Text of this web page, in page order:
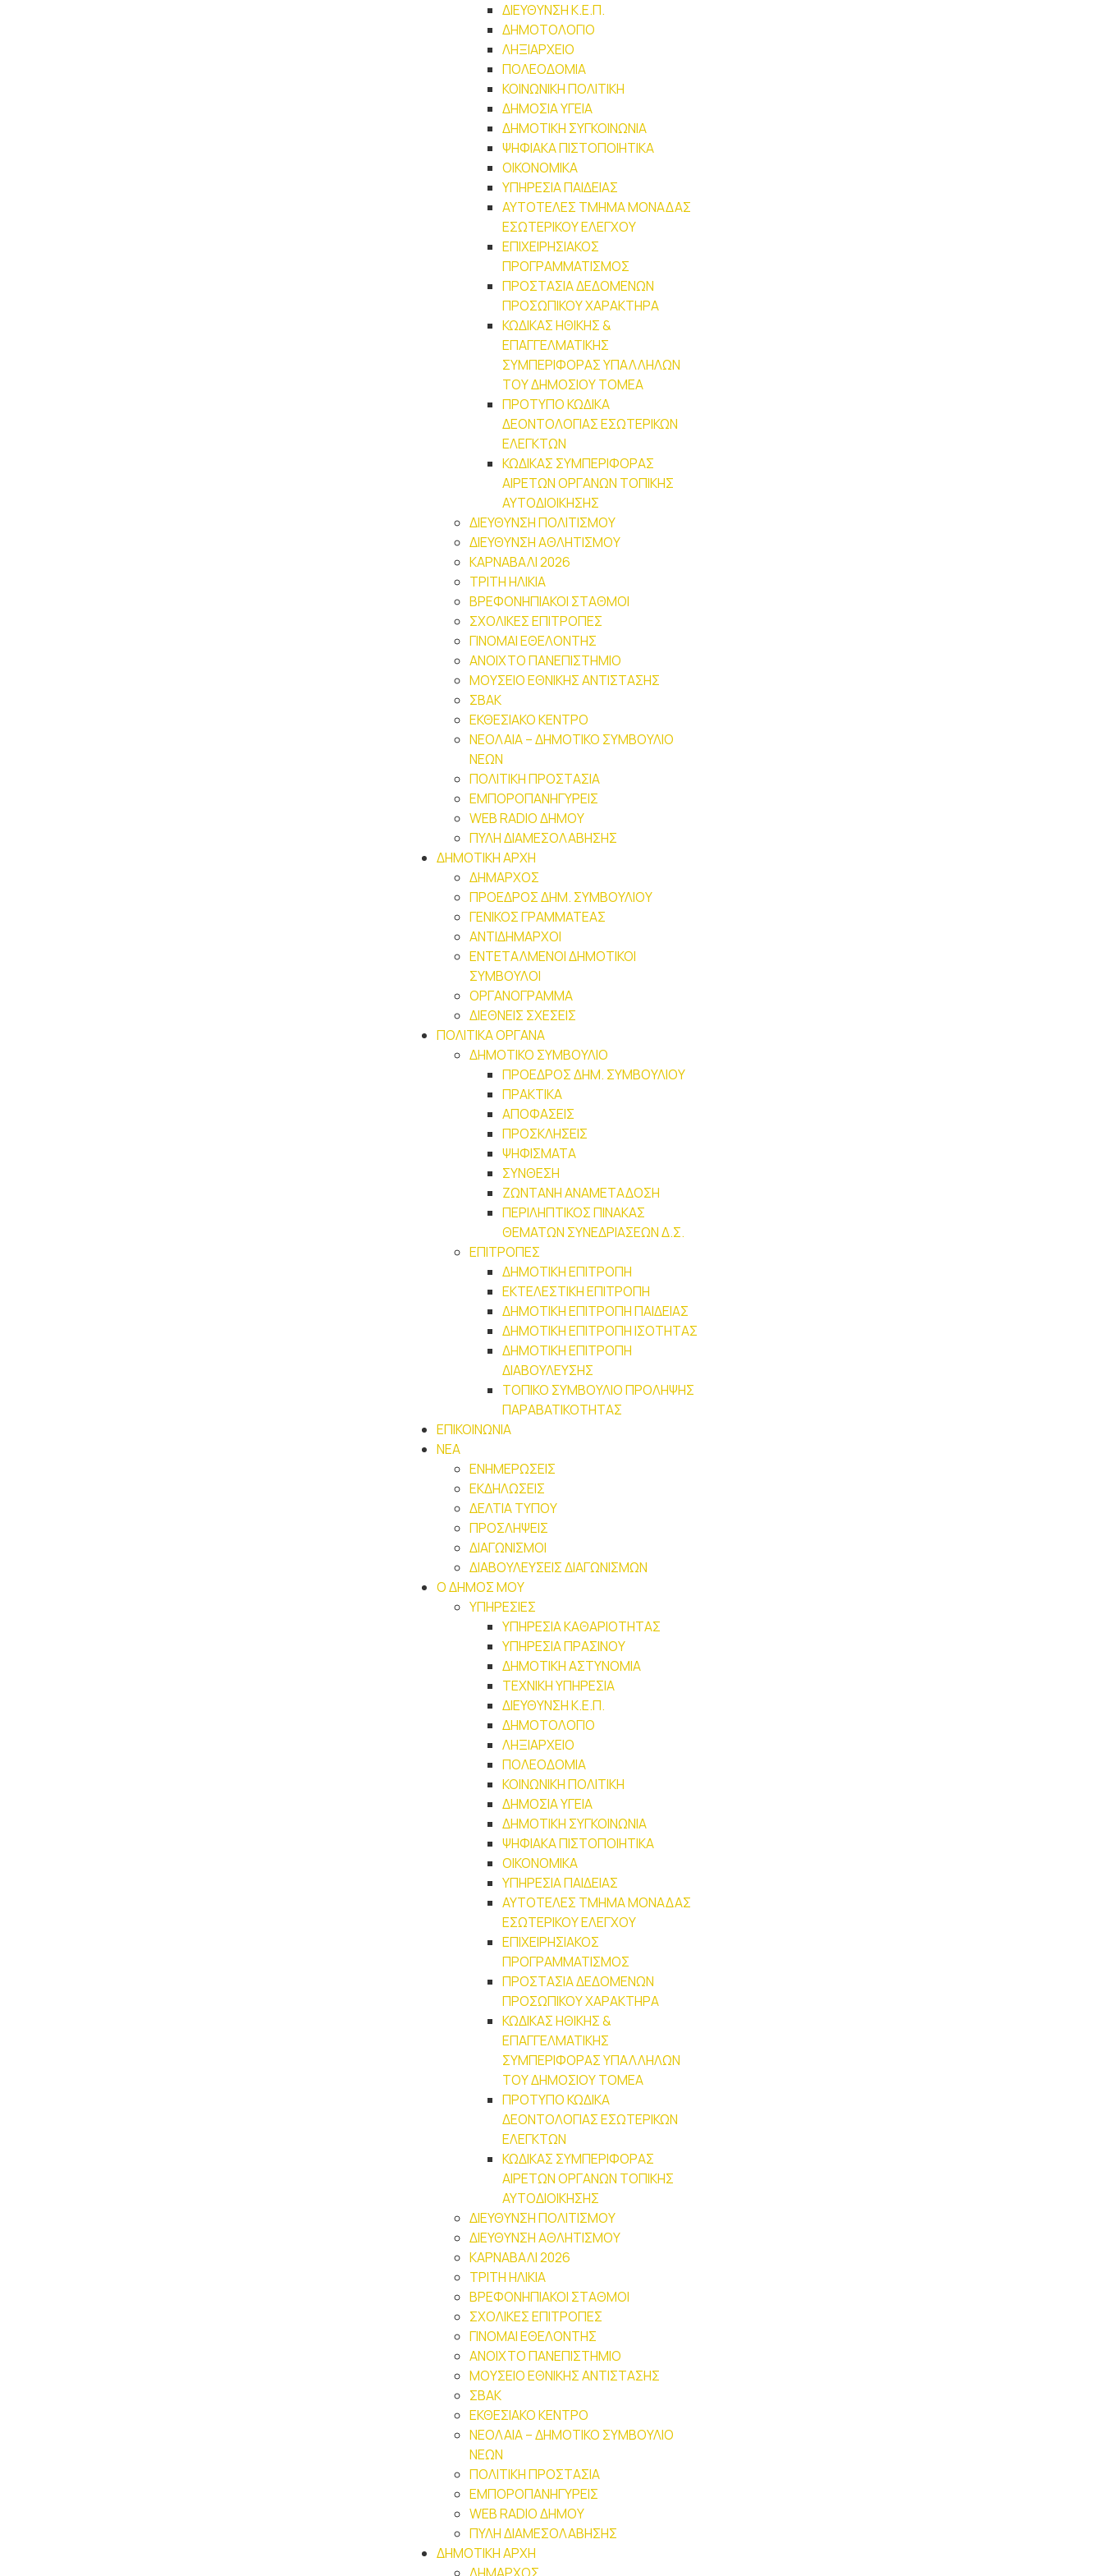
ΔΙΕΥΘΥΝΣΗ Κ.Ε.Π.
ΔΗΜΟΤΟΛΟΓΙΟ
ΛΗΞΙΑΡΧΕΙΟ
ΠΟΛΕΟΔΟΜΙΑ
ΚΟΙΝΩΝΙΚΗ ΠΟΛΙΤΙΚΗ
ΔΗΜΟΣΙΑ ΥΓΕΙΑ
ΔΗΜΟΤΙΚΗ ΣΥΓΚΟΙΝΩΝΙΑ
ΨΗΦΙΑΚΑ ΠΙΣΤΟΠΟΙΗΤΙΚΑ
ΟΙΚΟΝΟΜΙΚΑ
ΥΠΗΡΕΣΙΑ ΠΑΙΔΕΙΑΣ
ΑΥΤΟΤΕΛΕΣ ΤΜΗΜΑ ΜΟΝΑΔΑΣ
ΕΣΩΤΕΡΙΚΟΥ ΕΛΕΓΧΟΥ
ΕΠΙΧΕΙΡΗΣΙΑΚΟΣ
ΠΡΟΓΡΑΜΜΑΤΙΣΜΟΣ
ΠΡΟΣΤΑΣΙΑ ΔΕΔΟΜΕΝΩΝ
ΠΡΟΣΩΠΙΚΟΥ ΧΑΡΑΚΤΗΡΑ
ΚΩΔΙΚΑΣ ΗΘΙΚΗΣ &
ΕΠΑΓΓΕΛΜΑΤΙΚΗΣ
ΣΥΜΠΕΡΙΦΟΡΑΣ ΥΠΑΛΛΗΛΩΝ
ΤΟΥ ΔΗΜΟΣΙΟΥ ΤΟΜΕΑ
ΠΡΟΤΥΠΟ ΚΩΔΙΚΑ
ΔΕΟΝΤΟΛΟΓΙΑΣ ΕΣΩΤΕΡΙΚΩΝ
ΕΛΕΓΚΤΩΝ
ΚΩΔΙΚΑΣ ΣΥΜΠΕΡΙΦΟΡΑΣ
ΑΙΡΕΤΩΝ ΟΡΓΑΝΩΝ ΤΟΠΙΚΗΣ
ΑΥΤΟΔΙΟΙΚΗΣΗΣ
ΔΙΕΥΘΥΝΣΗ ΠΟΛΙΤΙΣΜΟΥ
ΔΙΕΥΘΥΝΣΗ ΑΘΛΗΤΙΣΜΟΥ
ΚΑΡΝΑΒΑΛΙ 2026
ΤΡΙΤΗ ΗΛΙΚΙΑ
ΒΡΕΦΟΝΗΠΙΑΚΟΙ ΣΤΑΘΜΟΙ
ΣΧΟΛΙΚΕΣ ΕΠΙΤΡΟΠΕΣ
ΓΙΝΟΜΑΙ ΕΘΕΛΟΝΤΗΣ
ΑΝΟΙΧΤΟ ΠΑΝΕΠΙΣΤΗΜΙΟ
ΜΟΥΣΕΙΟ ΕΘΝΙΚΗΣ ΑΝΤΙΣΤΑΣΗΣ
ΣΒΑΚ
ΕΚΘΕΣΙΑΚΟ ΚΕΝΤΡΟ
ΝΕΟΛΑΙA – ΔΗΜΟΤΙΚΟ ΣΥΜΒΟΥΛΙΟ
ΝΕΩΝ
ΠΟΛΙΤΙΚΗ ΠΡΟΣΤΑΣΙΑ
ΕΜΠΟΡΟΠΑΝΗΓΥΡΕΙΣ
WEB RADIO ΔΗΜΟΥ
ΠΥΛΗ ΔΙΑΜΕΣΟΛΑΒΗΣΗΣ
ΔΗΜΟΤΙΚΗ ΑΡΧΗ
ΔΗΜΑΡΧΟΣ
ΠΡΟΕΔΡΟΣ ΔΗΜ. ΣΥΜΒΟΥΛΙΟΥ
ΓΕΝΙΚΟΣ ΓΡΑΜΜΑΤΕΑΣ
ΑΝΤΙΔΗΜΑΡΧΟΙ
ΕΝΤΕΤΑΛΜΕΝΟΙ ΔΗΜΟΤΙΚΟΙ
ΣΥΜΒΟΥΛΟΙ
ΟΡΓΑΝΟΓΡΑΜΜΑ
ΔΙΕΘΝΕΙΣ ΣΧΕΣΕΙΣ
ΠΟΛΙΤΙΚΑ ΟΡΓΑΝΑ
ΔΗΜΟΤΙΚΟ ΣΥΜΒΟΥΛΙΟ
ΠΡΟΕΔΡΟΣ ΔΗΜ. ΣΥΜΒΟΥΛΙΟΥ
ΠΡΑΚΤΙΚΑ
ΑΠΟΦΑΣΕΙΣ
ΠΡΟΣΚΛΗΣΕΙΣ
ΨΗΦΙΣΜΑΤΑ
ΣΥΝΘΕΣΗ
ΖΩΝΤΑΝΗ ΑΝΑΜΕΤΑΔΟΣΗ
ΠΕΡΙΛΗΠΤΙΚΟΣ ΠΙΝΑΚΑΣ
ΘΕΜΑΤΩΝ ΣΥΝΕΔΡΙΑΣΕΩΝ Δ.Σ.
ΕΠΙΤΡΟΠΕΣ
ΔΗΜΟΤΙΚΗ ΕΠΙΤΡΟΠΗ
ΕΚΤΕΛΕΣΤΙΚΗ ΕΠΙΤΡΟΠΗ
ΔΗΜΟΤΙΚΗ ΕΠΙΤΡΟΠΗ ΠΑΙΔΕΙΑΣ
ΔΗΜΟΤΙΚΗ ΕΠΙΤΡΟΠΗ ΙΣΟΤΗΤΑΣ
ΔΗΜΟΤΙΚΗ ΕΠΙΤΡΟΠΗ
ΔΙΑΒΟΥΛΕΥΣΗΣ
ΤΟΠΙΚΟ ΣΥΜΒΟΥΛΙΟ ΠΡΟΛΗΨΗΣ
ΠΑΡΑΒΑΤΙΚΟΤΗΤΑΣ
ΕΠΙΚΟΙΝΩΝΙΑ
ΝΕΑ
ΕΝΗΜΕΡΩΣΕΙΣ
ΕΚΔΗΛΩΣΕΙΣ
ΔΕΛΤΙΑ ΤΥΠΟΥ
ΠΡΟΣΛΗΨΕΙΣ
ΔΙΑΓΩΝΙΣΜΟΙ
ΔΙΑΒΟΥΛΕΥΣΕΙΣ ΔΙΑΓΩΝΙΣΜΩΝ
Ο ΔΗΜΟΣ ΜΟΥ
ΥΠΗΡΕΣΙΕΣ
ΥΠΗΡΕΣΙΑ ΚΑΘΑΡΙΟΤΗΤΑΣ
ΥΠΗΡΕΣΙΑ ΠΡΑΣΙΝΟΥ
ΔΗΜΟΤΙΚΗ ΑΣΤΥΝΟΜΙΑ
ΤΕΧΝΙΚΗ ΥΠΗΡΕΣΙΑ
ΔΙΕΥΘΥΝΣΗ Κ.Ε.Π.
ΔΗΜΟΤΟΛΟΓΙΟ
ΛΗΞΙΑΡΧΕΙΟ
ΠΟΛΕΟΔΟΜΙΑ
ΚΟΙΝΩΝΙΚΗ ΠΟΛΙΤΙΚΗ
ΔΗΜΟΣΙΑ ΥΓΕΙΑ
ΔΗΜΟΤΙΚΗ ΣΥΓΚΟΙΝΩΝΙΑ
ΨΗΦΙΑΚΑ ΠΙΣΤΟΠΟΙΗΤΙΚΑ
ΟΙΚΟΝΟΜΙΚΑ
ΥΠΗΡΕΣΙΑ ΠΑΙΔΕΙΑΣ
ΑΥΤΟΤΕΛΕΣ ΤΜΗΜΑ ΜΟΝΑΔΑΣ
ΕΣΩΤΕΡΙΚΟΥ ΕΛΕΓΧΟΥ
ΕΠΙΧΕΙΡΗΣΙΑΚΟΣ
ΠΡΟΓΡΑΜΜΑΤΙΣΜΟΣ
ΠΡΟΣΤΑΣΙΑ ΔΕΔΟΜΕΝΩΝ
ΠΡΟΣΩΠΙΚΟΥ ΧΑΡΑΚΤΗΡΑ
ΚΩΔΙΚΑΣ ΗΘΙΚΗΣ &
ΕΠΑΓΓΕΛΜΑΤΙΚΗΣ
ΣΥΜΠΕΡΙΦΟΡΑΣ ΥΠΑΛΛΗΛΩΝ
ΤΟΥ ΔΗΜΟΣΙΟΥ ΤΟΜΕΑ
ΠΡΟΤΥΠΟ ΚΩΔΙΚΑ
ΔΕΟΝΤΟΛΟΓΙΑΣ ΕΣΩΤΕΡΙΚΩΝ
ΕΛΕΓΚΤΩΝ
ΚΩΔΙΚΑΣ ΣΥΜΠΕΡΙΦΟΡΑΣ
ΑΙΡΕΤΩΝ ΟΡΓΑΝΩΝ ΤΟΠΙΚΗΣ
ΑΥΤΟΔΙΟΙΚΗΣΗΣ
ΔΙΕΥΘΥΝΣΗ ΠΟΛΙΤΙΣΜΟΥ
ΔΙΕΥΘΥΝΣΗ ΑΘΛΗΤΙΣΜΟΥ
ΚΑΡΝΑΒΑΛΙ 2026
ΤΡΙΤΗ ΗΛΙΚΙΑ
ΒΡΕΦΟΝΗΠΙΑΚΟΙ ΣΤΑΘΜΟΙ
ΣΧΟΛΙΚΕΣ ΕΠΙΤΡΟΠΕΣ
ΓΙΝΟΜΑΙ ΕΘΕΛΟΝΤΗΣ
ΑΝΟΙΧΤΟ ΠΑΝΕΠΙΣΤΗΜΙΟ
ΜΟΥΣΕΙΟ ΕΘΝΙΚΗΣ ΑΝΤΙΣΤΑΣΗΣ
ΣΒΑΚ
ΕΚΘΕΣΙΑΚΟ ΚΕΝΤΡΟ
ΝΕΟΛΑΙA – ΔΗΜΟΤΙΚΟ ΣΥΜΒΟΥΛΙΟ
ΝΕΩΝ
ΠΟΛΙΤΙΚΗ ΠΡΟΣΤΑΣΙΑ
ΕΜΠΟΡΟΠΑΝΗΓΥΡΕΙΣ
WEB RADIO ΔΗΜΟΥ
ΠΥΛΗ ΔΙΑΜΕΣΟΛΑΒΗΣΗΣ
ΔΗΜΟΤΙΚΗ ΑΡΧΗ